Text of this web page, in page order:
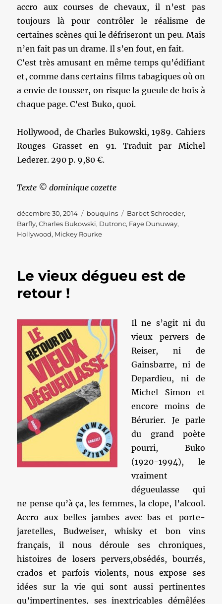
accro aux courses de chevaux, il n’est pas
toujours là pour contrôler le réalisme de
certaines scènes qui le défriseront un peu. Mais
n’en fait pas un drame. Il s’en fout, en fait.
C’est très amusant en même temps qu’édifiant
et, comme dans certains films tabagiques où on
a envie de tousser, on risque la gueule de bois à
chaque page. C’est Buko, quoi.
Hollywood, de Charles Bukowski, 1989. Cahiers
Rouges Grasset en 91. Traduit par Michel
Lederer. 290 p. 9,80 €.
Texte © dominique cozette
Publié
le
décembre 30, 2014 Catégories
bouquins Étiquettes
Barbet Schroeder,
Barfly,Charles Bukowski, Dutronc, Faye Dunuway,
Hollywood, Mickey Rourke
Le vieux dégueu est de
retour !
Il ne s’agit ni du
vieux pervers de
Reiser, ni de
Gainsbarre, ni de
Depardieu, ni de
Michel Simon et
encore moins de
Bérurier. Je parle
du grand poète
pourri, Buko
(1920-1994), le
vraiment
dégueulasse qui
ne pense qu’à ça, les femmes, la clope, l’alcool.
Accro aux belles jambes avec bas et porte-
jaretelles, Budweiser, whisky et bon vins
français, il nous déroule ses chroniques,
histoires de losers pervers,obsédés, bourrés,
crados et parfois violents, nous expose ses
idées sur la vie qui sont aussi pertinentes
qu’impertinentes, ses inextricables démêlées